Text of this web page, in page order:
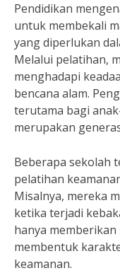
Pendidikan
untuk membekali
yang diperlukan
Melalui pelatihan,
menghadapi
bencana alam.
terutama bagi
merupakan
Beberapa sekolah
pelatihan
Misalnya, mereka
ketika terjadi
hanya
membentuk
keamanan.